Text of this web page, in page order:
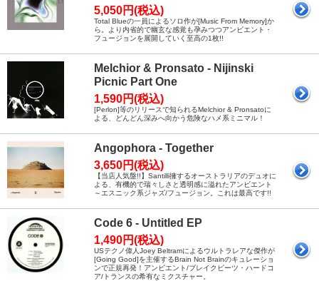
5,050円(税込)
Total Blueの一員によるソロ作が[Music From Memory]か
ら。より内省的で幽玄な感覚も孕みつつアンビエント・
フュージョンを展開していく至高の1枚!!
Melchior & Pronsato - Nijinski
Picnic Part One
1,590円(税込)
[Perlon]等のリリースで知られるMelchior & Pronsatoに
よる、どんどん深みへ向かう危険なハメ系ミニマル！
Angophora - Together
3,650円(税込)
【当店人気盤!!】Santilli擁するオーストラリアのデュオに
よる、有機的で瑞々しさと透明感に溢れたアンビエント
～エスニック系ジャズ/フュージョン。これは最高です!!
Code 6 - Untitled EP
1,490円(税込)
USテクノ偉人Joey Beltramによるウルトラレアな傑作が
[Going Good]を主催するBrain Not Brainのキュレーショ
ンで正規再発！アンビエント/ブレイクビーツ・ハードコ
ア/トランスの希有なミクスチャー。